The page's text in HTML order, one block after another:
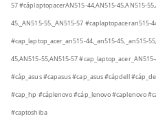
57#cáplaptopacerAN515-44,AN515-45,AN515-
45,_AN515-55,_AN515-57 #caplaptopaceran515-
#cap_laptop_acer_an515-44,_an515-45,_an515-
45,AN515-55,AN515-57
#cáp_asus#capasus#cap_asus#cápdell
#cap_hp #cáplenovo#cáp_lenovo#caplenovo
#captoshiba